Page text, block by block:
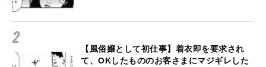
【風俗嬢として初仕事】着衣即を要求され
て、OKしたもののお客さまにマジギレした